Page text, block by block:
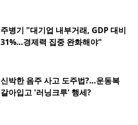
주병기 "대기업 내부거래, GDP 대비
31%…경제력 집중 완화해야"
신박한 음주 사고 도주법?…운동복
갈아입고 '러닝크루' 행세?